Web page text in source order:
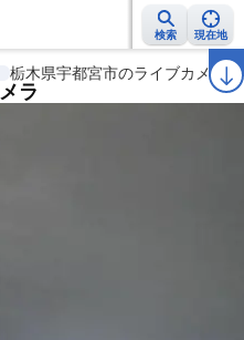
検索 現在地
警報・注意報 2週間天気 ラ
栃木県宇都宮市のライブカメラ
ラ